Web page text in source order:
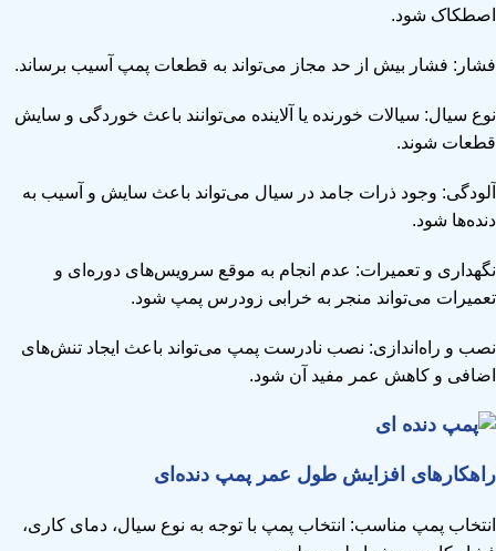
اصطکاک شود.
فشار: فشار بیش از حد مجاز می‌تواند به قطعات پمپ آسیب برساند.
نوع سیال: سیالات خورنده یا آلاینده می‌توانند باعث خوردگی و سایش
قطعات شوند.
آلودگی: وجود ذرات جامد در سیال می‌تواند باعث سایش و آسیب به
دنده‌ها شود.
نگهداری و تعمیرات: عدم انجام به موقع سرویس‌های دوره‌ای و
تعمیرات می‌تواند منجر به خرابی زودرس پمپ شود.
نصب و راه‌اندازی: نصب نادرست پمپ می‌تواند باعث ایجاد تنش‌های
اضافی و کاهش عمر مفید آن شود.
راهکارهای افزایش طول عمر پمپ دنده‌ای
انتخاب پمپ مناسب: انتخاب پمپ با توجه به نوع سیال، دمای کاری،